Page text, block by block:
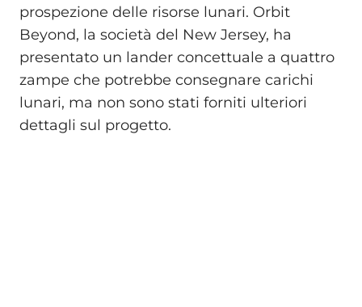
prospezione delle risorse lunari. Orbit
Beyond, la società del New Jersey, ha
presentato un lander concettuale a quattro
zampe che potrebbe consegnare carichi
lunari, ma non sono stati forniti ulteriori
dettagli sul progetto.